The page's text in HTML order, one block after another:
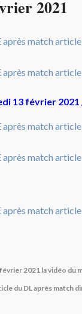
2021
13 février
2021 la vidéo du
du DL après match